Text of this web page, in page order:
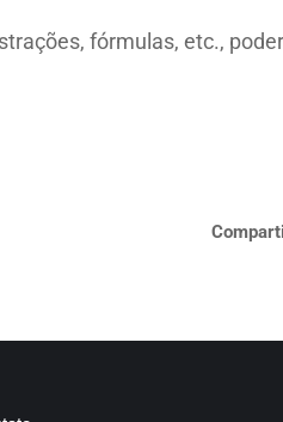
fórmulas, etc.,